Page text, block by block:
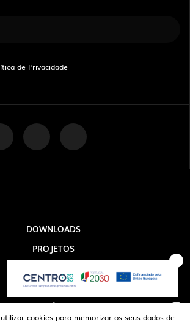
utilizar cookies para memorizar os seus dados de
de Privacidade
DOWNLOADS
PROJETOS
A EXPORLUX
NOTÍCIAS